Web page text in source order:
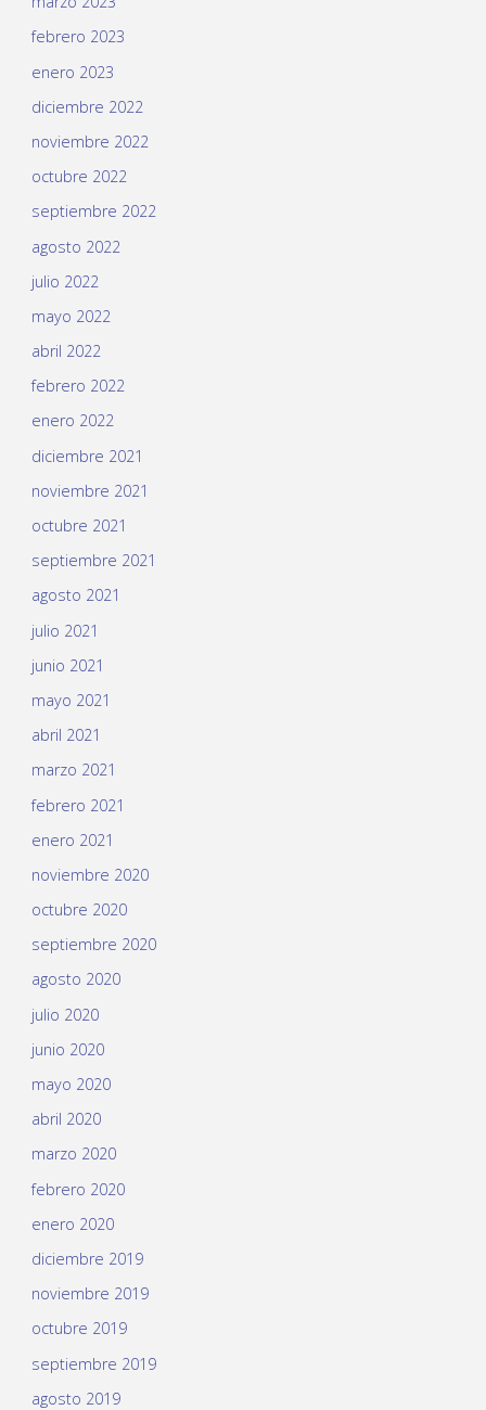
febrero 2023
enero 2023
diciembre 2022
noviembre 2022
octubre 2022
septiembre 2022
agosto 2022
julio 2022
mayo 2022
abril 2022
febrero 2022
enero 2022
diciembre 2021
noviembre 2021
octubre 2021
septiembre 2021
agosto 2021
julio 2021
junio 2021
mayo 2021
abril 2021
marzo 2021
febrero 2021
enero 2021
noviembre 2020
octubre 2020
septiembre 2020
agosto 2020
julio 2020
junio 2020
mayo 2020
abril 2020
marzo 2020
febrero 2020
enero 2020
diciembre 2019
noviembre 2019
octubre 2019
septiembre 2019
agosto 2019